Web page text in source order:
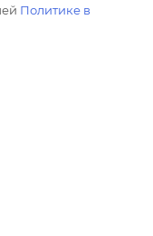
Политике в